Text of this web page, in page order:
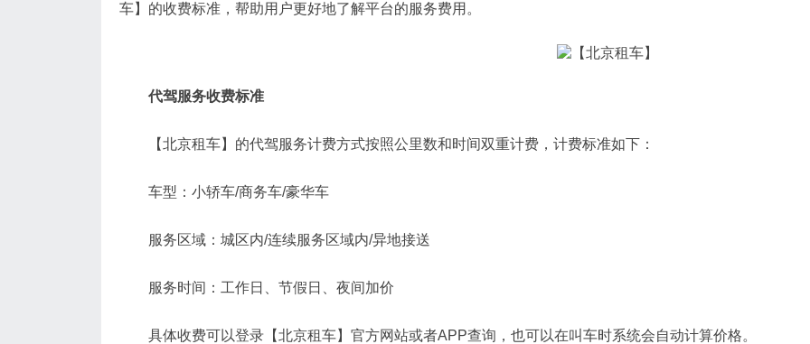
车】的收费标准，帮助用户更好地了解平台的服务费用。
代驾服务收费标准
【北京租车】的代驾服务计费方式按照公里数和时间双重计费，计费标准如下：
车型：小轿车/商务车/豪华车
服务区域：城区内/连续服务区域内/异地接送
服务时间：工作日、节假日、夜间加价
具体收费可以登录【北京租车】官方网站或者APP查询，也可以在叫车时系统会自动计算价格。